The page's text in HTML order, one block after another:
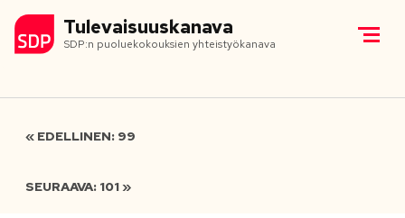
Tulevaisuuskanava
SDP:n puoluekokouksien yhteistyökanava
« EDELLINEN: 99
SEURAAVA: 101 »